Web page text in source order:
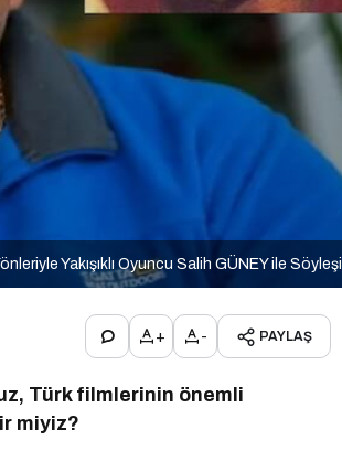
Yakışıklı Oyuncu Salih GÜNEY ile Söyleşi
+ - PAYLAŞ
Türk filmlerinin önemli
miyiz?